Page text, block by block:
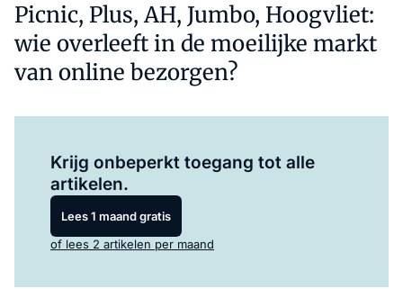
Picnic, Plus, AH, Jumbo, Hoogvliet:
wie overleeft in de moeilijke markt
van online bezorgen?
Krijg onbeperkt toegang tot alle
artikelen.
Lees 1 maand gratis
of lees 2 artikelen per maand